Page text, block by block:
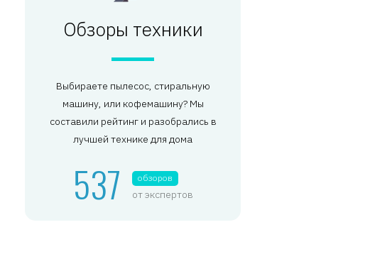
Обзоры техники
Выбираете пылесос, стиральную
машину, или кофемашину? Мы
составили рейтинг и разобрались в
лучшей технике для дома
537 обзоров
от экспертов